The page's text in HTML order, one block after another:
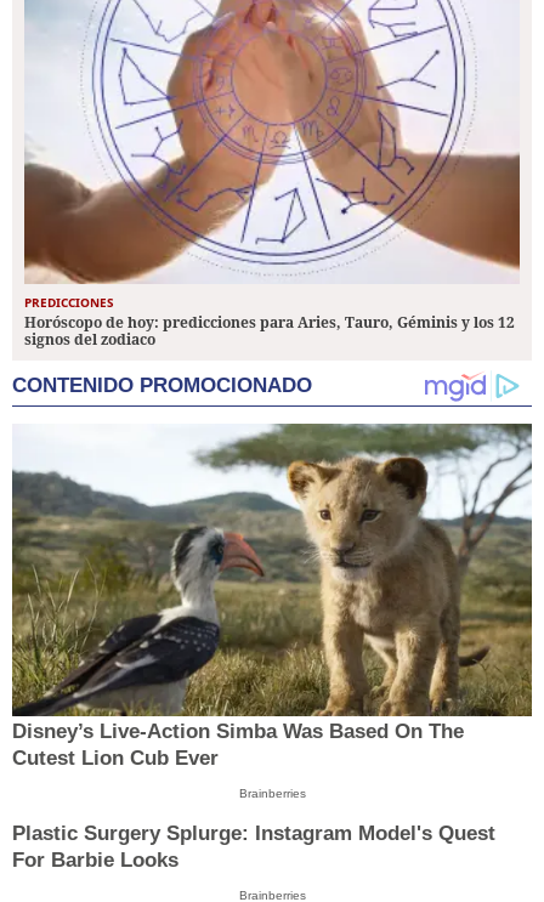
PREDICCIONES
Horóscopo de hoy: predicciones para Aries, Tauro, Géminis y los 12
signos del zodiaco
CONTENIDO PROMOCIONADO
Disney’s Live-Action Simba Was Based On The
Cutest Lion Cub Ever
Brainberries
Plastic Surgery Splurge: Instagram Model's Quest
For Barbie Looks
Brainberries